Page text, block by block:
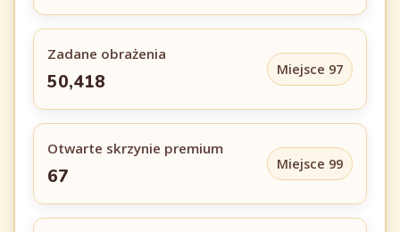
Zadane obrażenia
50,418
Miejsce 97
Otwarte skrzynie premium
67
Miejsce 99